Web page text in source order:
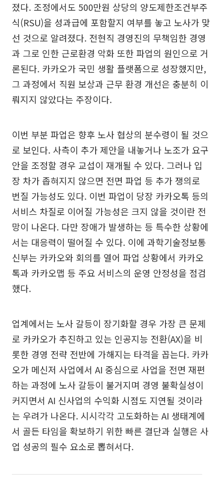
졌다. 조정에서도 500만원 상당의 양도제한조건부주
식(RSU)을 성과급에 포함할지 여부를 놓고 노사가 맞
선 것으로 알려졌다. 전현직 경영진의 무책임한 경영
과 그로 인한 근로환경 악화 또한 파업의 원인으로 거
론된다. 카카오가 국민 생활 플랫폼으로 성장했지만,
그 과정에서 직원 보상과 근무 환경 개선은 충분히 이
뤄지지 않았다는 주장이다.
이번 부분 파업은 향후 노사 협상의 분수령이 될 것으
로 보인다. 사측이 추가 제안을 내놓거나 노조가 요구
안을 조정할 경우 교섭이 재개될 수 있다. 그러나 입
장 차가 좁혀지지 않으면 전면 파업 등 추가 쟁의로
번질 가능성도 있다. 이번 파업이 당장 카카오톡 등의
서비스 차질로 이어질 가능성은 크지 않을 것이란 전
망이 나온다. 다만 장애가 발생하는 등 특수한 상황에
서는 대응력이 떨어질 수 있다. 이에 과학기술정보통
신부는 카카오와 회의를 열어 파업 상황에서 카카오
톡과 카카오맵 등 주요 서비스의 운영 안정성을 점검
했다.
업계에서는 노사 갈등이 장기화할 경우 가장 큰 문제
로 카카오가 추진하고 있는 인공지능 전환(AX)을 비
롯한 경영 전략 전반에 가해지는 타격을 꼽는다. 카카
오가 메신저 사업에서 AI 중심으로 사업을 전면 재편
하는 과정에 노사 갈등이 불거지며 경영 불확실성이
커지면서 AI 신사업의 수익화 시점도 지연될 것이라
는 우려가 나온다. 시시각각 고도화하는 AI 생태계에
서 골든 타임을 확보하기 위한 빠른 결단과 실행은 사
업 성공의 필수 요소로 뽑혀서다.